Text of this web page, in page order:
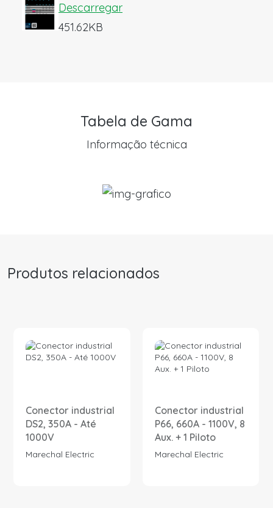
Descarregar
451.62KB
Tabela de Gama
Informação técnica
Produtos relacionados
Conector industrial
DS2, 350A - Até
1000V
Marechal Electric
Conector industrial
P66, 660A - 1100V, 8
Aux. + 1 Piloto
Marechal Electric